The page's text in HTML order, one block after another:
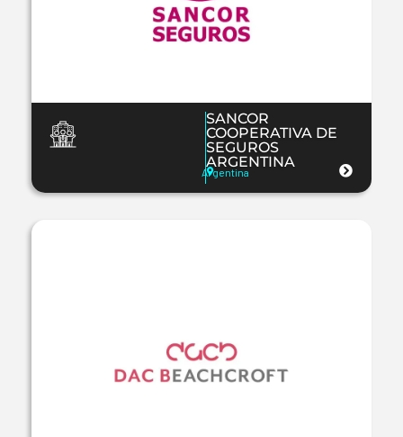
SANCOR
COOPERATIVA DE
SEGUROS
ARGENTINA
Argentina